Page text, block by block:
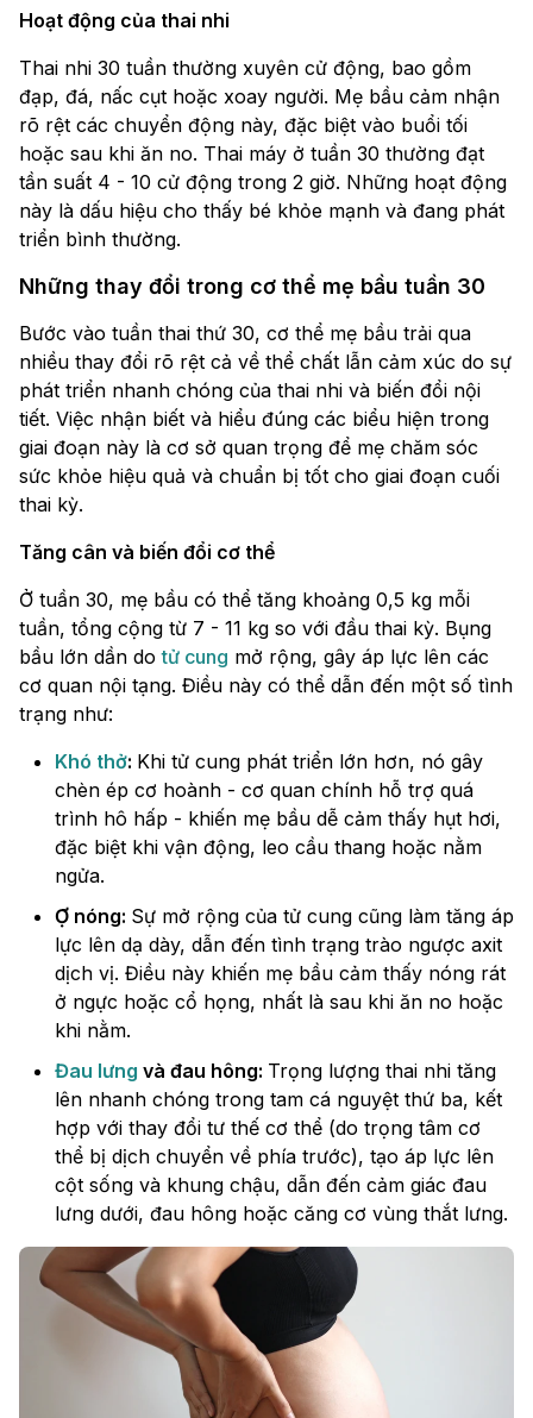
Hoạt động của thai nhi
Thai nhi 30 tuần thường xuyên cử động, bao gồm
đạp, đá, nấc cụt hoặc xoay người. Mẹ bầu cảm nhận
rõ rệt các chuyển động này, đặc biệt vào buổi tối
hoặc sau khi ăn no. Thai máy ở tuần 30 thường đạt
tần suất 4 - 10 cử động trong 2 giờ. Những hoạt động
này là dấu hiệu cho thấy bé khỏe mạnh và đang phát
triển bình thường.
Những thay đổi trong cơ thể mẹ bầu tuần 30
Bước vào tuần thai thứ 30, cơ thể mẹ bầu trải qua
nhiều thay đổi rõ rệt cả về thể chất lẫn cảm xúc do sự
phát triển nhanh chóng của thai nhi và biến đổi nội
tiết. Việc nhận biết và hiểu đúng các biểu hiện trong
giai đoạn này là cơ sở quan trọng để mẹ chăm sóc
sức khỏe hiệu quả và chuẩn bị tốt cho giai đoạn cuối
thai kỳ.
Tăng cân và biến đổi cơ thể
Ở tuần 30, mẹ bầu có thể tăng khoảng 0,5 kg mỗi
tuần, tổng cộng từ 7 - 11 kg so với đầu thai kỳ. Bụng
bầu lớn dần dotử cung mở rộng, gây áp lực lên các
cơ quan nội tạng. Điều này có thể dẫn đến một số tình
trạng như:
Khó thở: Khi tử cung phát triển lớn hơn, nó gây
chèn ép cơ hoành - cơ quan chính hỗ trợ quá
trình hô hấp - khiến mẹ bầu dễ cảm thấy hụt hơi,
đặc biệt khi vận động, leo cầu thang hoặc nằm
ngửa.
Ợ nóng: Sự mở rộng của tử cung cũng làm tăng áp
lực lên dạ dày, dẫn đến tình trạng trào ngược axit
dịch vị. Điều này khiến mẹ bầu cảm thấy nóng rát
ở ngực hoặc cổ họng, nhất là sau khi ăn no hoặc
khi nằm.
Đau lưng và đau hông: Trọng lượng thai nhi tăng
lên nhanh chóng trong tam cá nguyệt thứ ba, kết
hợp với thay đổi tư thế cơ thể (do trọng tâm cơ
thể bị dịch chuyển về phía trước), tạo áp lực lên
cột sống và khung chậu, dẫn đến cảm giác đau
lưng dưới, đau hông hoặc căng cơ vùng thắt lưng.